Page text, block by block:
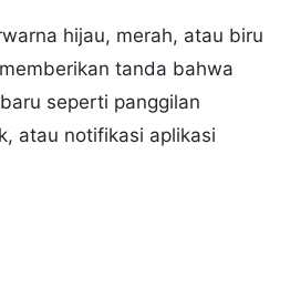
hijau, merah, atau biru
tanda bahwa
seperti panggilan
atau notifikasi aplikasi